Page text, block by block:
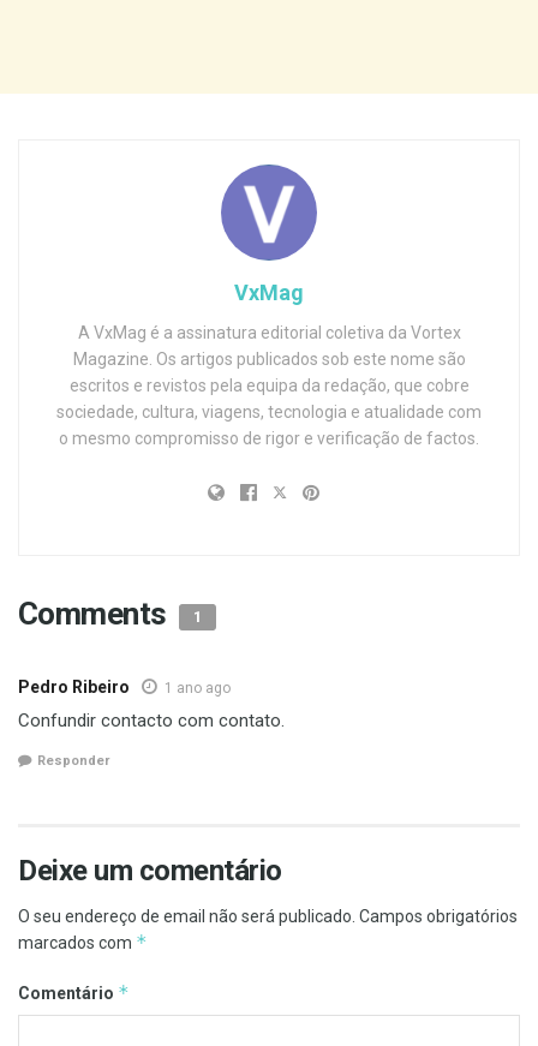
VxMag
A VxMag é a assinatura editorial coletiva da Vortex
Magazine. Os artigos publicados sob este nome são
escritos e revistos pela equipa da redação, que cobre
sociedade, cultura, viagens, tecnologia e atualidade com
o mesmo compromisso de rigor e verificação de factos.
Comments 1
Pedro Ribeiro 1 ano ago
Confundir contacto com contato.
Responder
Deixe um comentário
O seu endereço de email não será publicado. Campos obrigatórios
marcados com *
Comentário *